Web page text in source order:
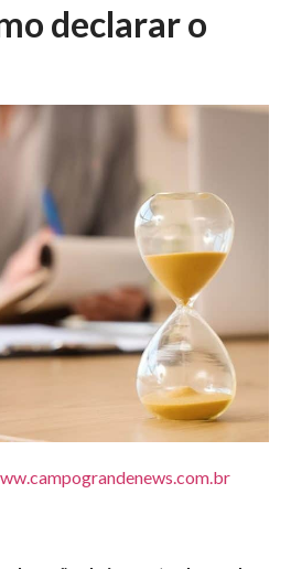
declarar o